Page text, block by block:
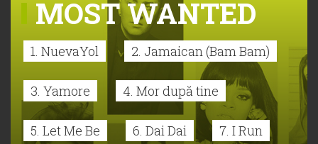
MOST WANTED
1. NuevaYol 2. Jamaican (Bam Bam)
3. Yamore 4. Mor după tine
5. Let Me Be 6. Dai Dai 7. I Run